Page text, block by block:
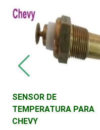
Cerrajerías
Clínicas de
SENSOR DE
TEMPERATURA PARA
CHEVY